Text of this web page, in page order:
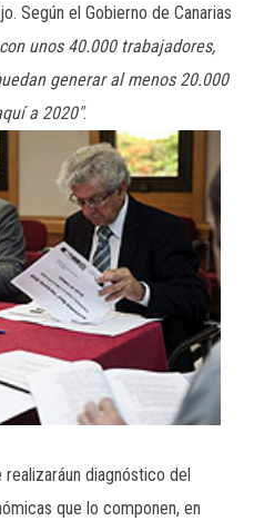
Según el Gobierno de Canarias
unos 40.000 trabajadores,
generar al menos 20.000
a 2020″.
diagnóstico del
que lo componen, en